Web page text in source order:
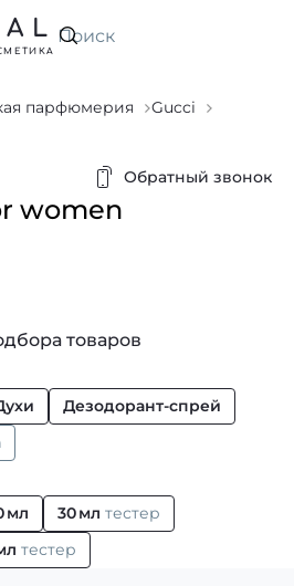
Искать
парфюмерия
Gucci
Обратный звонок
women
товаров
Дезодорант-спрей
мл 30 мл тестер
тестер